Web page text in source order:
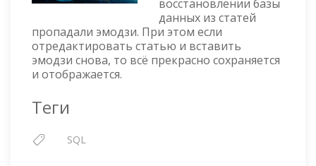
восстановлении базы
данных из статей
пропадали эмодзи. При этом если
отредактировать статью и вставить
эмодзи снова, то всё прекрасно сохраняется
и отображается.
Теги
SQL